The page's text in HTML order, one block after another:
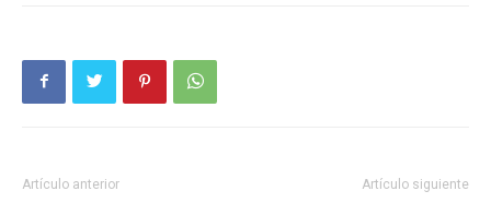
Artículo anterior Artículo siguiente